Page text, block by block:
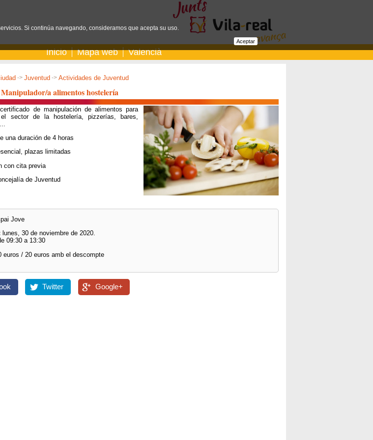
Inicio Mapa web Valencià
-> Juventud -> Actividades de Juventud
Manipulador/a alimentos hostelería
de manipulación de alimentos para
sector de la hostelería, pizzerías, bares,
una duración de 4 horas
plazas limitadas
con cita previa
de Juventud
Jove
lunes, 30 de noviembre de 2020.
09:30 a 13:30
euros / 20 euros amb el descompte
Twitter Google+
Si continúa navegando, consideramos que acepta su uso.
Aceptar